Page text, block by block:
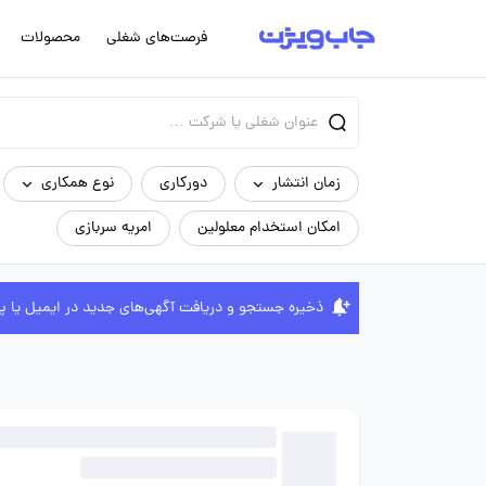
فرصت‌های شغلی محصولات
زمان انتشار دورکاری
نوع همکاری
امکان استخدام معلولین
امریه سربازی
ذخیره جستجو و دریافت آگهی‌های جدید در ایمیل یا